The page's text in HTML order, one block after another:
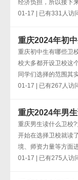
经济负担，所以接下
01-17 | 已有331人访
重庆2024年初
重庆初中生有哪些卫
校大多都开设卫校这
同学们选择的范围其
01-17 | 已有267人访
重庆2024年男
重庆男生读什么卫校
开始在选择卫校就读
境、师资力量等方面
01-17 | 已有275人访